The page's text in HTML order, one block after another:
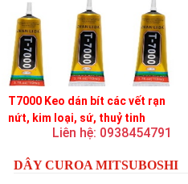
T7000 Keo dán bít các vết rạn
nứt, kim loại, sứ, thuỷ tinh
Liên hệ: 0938454791
DÂY CUROA MITSUBOSHI